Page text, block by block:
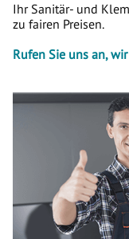
Ihr Sanitär- und
zu fairen Preisen.
Rufen Sie uns an,